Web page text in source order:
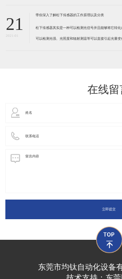
器是利用相应材料的浆料，涂覆在陶瓷基片上
21
2021-01
带你深入了解松下传感器的工作原理以及分类
松下传感器其实是一种可以检测光信号并且能够将它转
可以检测光强、光照度和辐射测温等可以直接引起光量
在线留
立即提交
东莞市均钛自动化设备